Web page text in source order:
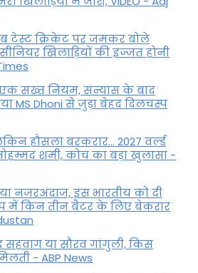
टेस्ट क्रिकेट पर जमकर बोले
खिलाड़ियों की इज्जत होनी
सख्त नियम, संन्यास के बाद
MS Dhoni से जुड़ा बेहद दिलचस्प
हौसला बरकरार... 2027 वर्ल्ड
शमी, कोच का बड़ा खुलासा -
नजरअंदाज, इस भारतीय को दी
में किन तीन बैटर के लिए बेकरार
या सौरव गांगुली, किस
- ABP News